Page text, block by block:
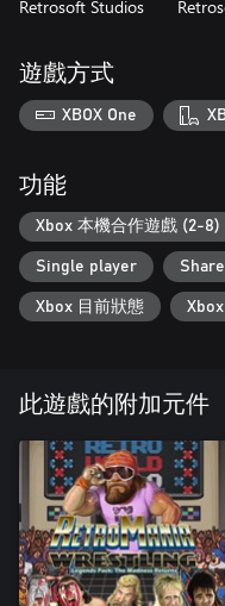
Retrosoft Studios
遊戲方式
XBOX One
功能
Xbox 本機合作遊戲 (2-8)
Single player
Xbox 目前狀態
此遊戲的附加元件